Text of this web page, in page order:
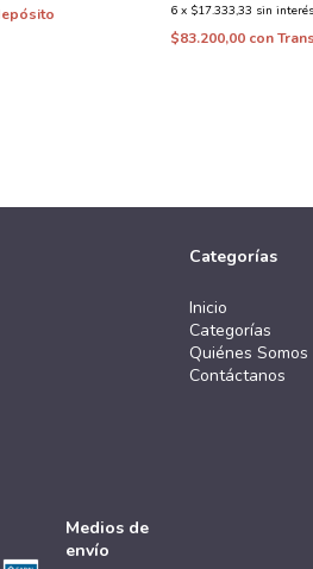
6 x $17.333,33 sin interés
$83.200,00 con
Categorías
Inicio
Categorías
Quiénes Somos
Contáctanos
Medios de
envío